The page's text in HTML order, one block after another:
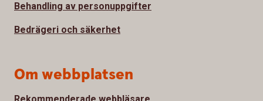
Behandling av personuppgifter
Bedrägeri och säkerhet
Om webbplatsen